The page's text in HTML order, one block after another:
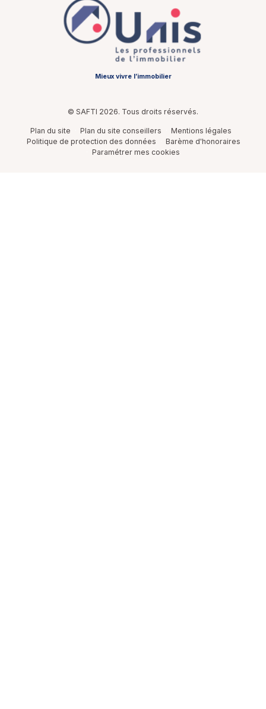
Mieux vivre l’immobilier
© SAFTI 2026. Tous droits réservés.
Plan du site Plan du site conseillers
Mentions légales
Politique de protection des données
Barème d'honoraires
Paramétrer mes cookies